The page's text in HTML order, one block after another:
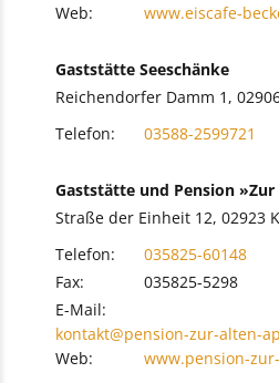
Web:
www.eiscafe-
Gaststätte Seeschänke
Reichendorfer Damm 1,
Telefon:
03588-2599721
Gaststätte und Pension
Straße der Einheit 12, 02923
Telefon:
035825-60148
Fax:
035825-5298
E-Mail:
kontakt@pension-zur-alten-
Web:
www.pension-